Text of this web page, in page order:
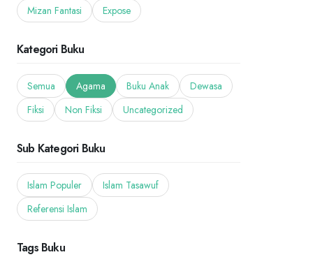
Mizan Fantasi
Expose
Kategori Buku
Semua Agama Buku Anak
Dewasa
Fiksi
Non Fiksi Uncategorized
Sub Kategori Buku
Islam Populer
Islam Tasawuf
Referensi Islam
Tags Buku